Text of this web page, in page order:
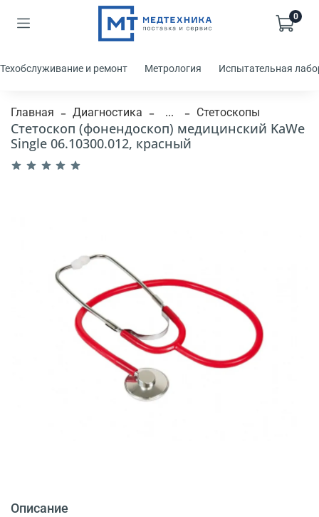
0
Техобслуживание и ремонт Метрология Испытательная
Главная Диагностика ... Стетоскопы
Стетоскоп (фонендоскоп) медицинский KaWe
Single 06.10300.012, красный
Описание